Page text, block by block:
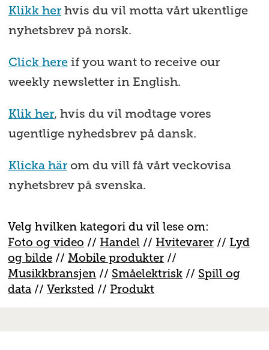
Klikk herhvis du vil motta vårt ukentlige
nyhetsbrev på norsk.
Click hereif you want to receive our
weekly newsletter in English.
Klik her, hvis du vil modtage vores
ugentlige nyhedsbrev på dansk.
Klicka härom du vill få vårt veckovisa
nyhetsbrev på svenska.
Velg hvilken kategori du vil lese om:
Foto og video // Handel // Hvitevarer // Lyd
og bilde //Mobile produkter //
Musikkbransjen // Småelektrisk // Spill og
data //Verksted // Produkt